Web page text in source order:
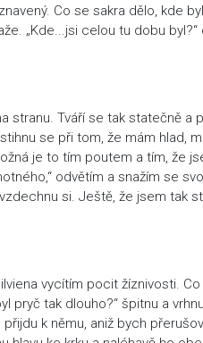
Co se sakra dělo, kde
„Kde...jsi celou tu dobu
stranu. Tváří se tak statečně a
se při tom, že mám hlad,
je to tím poutem a tím, že
odvětím a snažím se
si. Ještě, že jsem tak
vycítím pocit žíznivosti.
pryč tak dlouho?“ špitnu a
k němu, aniž bych